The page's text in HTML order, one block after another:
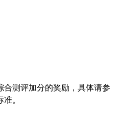
合测评加分的奖励，具体请参
。